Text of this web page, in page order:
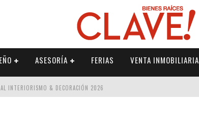
ASESORÍA FERIAS VENTA INMOBILIARIA
INTERIORISMO & DECORACIÓN 2026
2026